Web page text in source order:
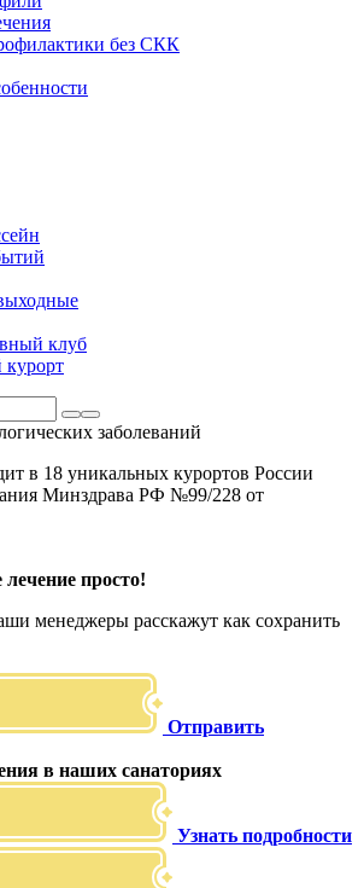
без СКК
клуб
заболеваний
в 18 уникальных курортов России
Минздрава РФ №99/228 от
просто!
менеджеры расскажут как сохранить
Отправить
в наших санаториях
Узнать подробности